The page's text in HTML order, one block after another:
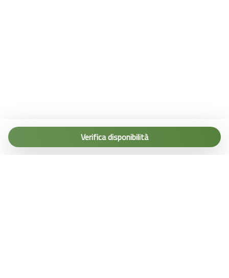
Verifica disponibilità
Tel. (+39) 0187 1560067
info@terremarine.it
Scrivici su WhatsApp